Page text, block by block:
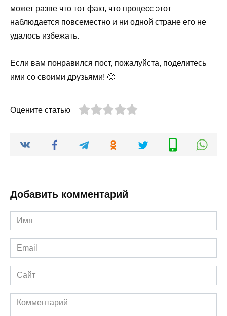
может разве что тот факт, что процесс этот
наблюдается повсеместно и ни одной стране его не
удалось избежать.
Если вам понравился пост, пожалуйста, поделитесь
ими со своими друзьями! 🙂
Оцените статью
Добавить комментарий
Имя
*
Email
*
Сайт
Комментарий